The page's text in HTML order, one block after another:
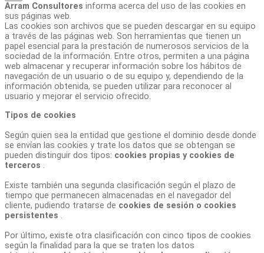
Arram Consultores informa acerca del uso de las cookies en
sus páginas web.
Las cookies son archivos que se pueden descargar en su equipo
a través de las páginas web. Son herramientas que tienen un
papel esencial para la prestación de numerosos servicios de la
sociedad de la información. Entre otros, permiten a una página
web almacenar y recuperar información sobre los hábitos de
navegación de un usuario o de su equipo y, dependiendo de la
información obtenida, se pueden utilizar para reconocer al
usuario y mejorar el servicio ofrecido.
Tipos de cookies
Según quien sea la entidad que gestione el dominio desde donde
se envían las cookies y trate los datos que se obtengan se
pueden distinguir dos tipos: cookies propias y cookies de
terceros .
Existe también una segunda clasificación según el plazo de
tiempo que permanecen almacenadas en el navegador del
cliente, pudiendo tratarse de cookies de sesión o cookies
persistentes .
Por último, existe otra clasificación con cinco tipos de cookies
según la finalidad para la que se traten los datos